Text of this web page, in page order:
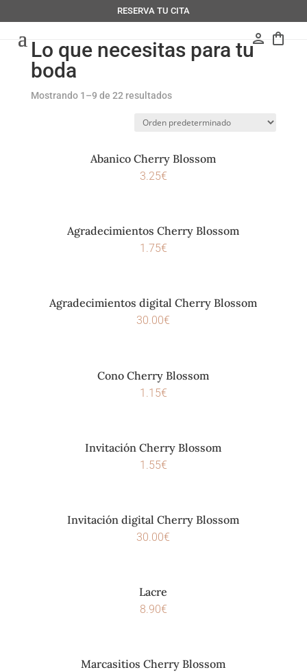
RESERVA TU CITA
person shopping_bag
Lo que necesitas para tu
boda
Mostrando 1–9 de 22 resultados
Abanico Cherry Blossom
3.25€
Agradecimientos Cherry Blossom
1.75€
Agradecimientos digital Cherry Blossom
30.00€
Cono Cherry Blossom
1.15€
Invitación Cherry Blossom
1.55€
Invitación digital Cherry Blossom
30.00€
Lacre
8.90€
Marcasitios Cherry Blossom